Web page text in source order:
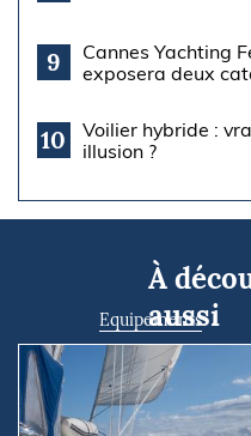
9
Cannes Yachting
exposera deux
10
Voilier hybride :
illusion ?
À
aussi
Equipements